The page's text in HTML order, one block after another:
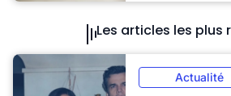
Les articles les plus
Actualité